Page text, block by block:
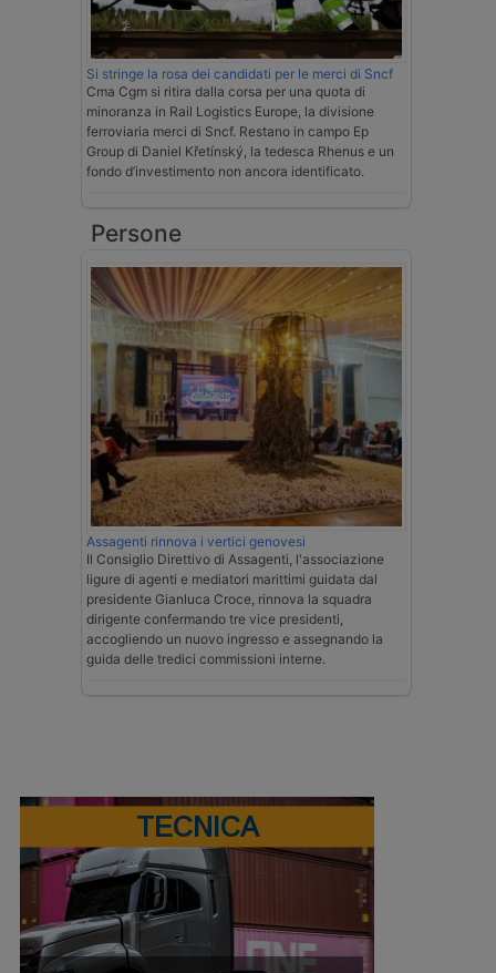
Si stringe la rosa dei candidati per le merci di Sncf
Cma Cgm si ritira dalla corsa per una quota di
minoranza in Rail Logistics Europe, la divisione
ferroviaria merci di Sncf. Restano in campo Ep
Group di Daniel Křetínský, la tedesca Rhenus e un
fondo d’investimento non ancora identificato.
Persone
Assagenti rinnova i vertici genovesi
Il Consiglio Direttivo di Assagenti, l'associazione
ligure di agenti e mediatori marittimi guidata dal
presidente Gianluca Croce, rinnova la squadra
dirigente confermando tre vice presidenti,
accogliendo un nuovo ingresso e assegnando la
guida delle tredici commissioni interne.
TECNICA